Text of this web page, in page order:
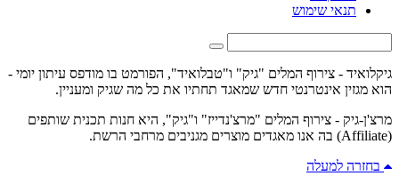
תנאי שימוש
גיקלואיד - צירוף המלים "גיק" ו"טבלואיד", הפורמט בו מודפס עיתון יומי -
הוא מגזין אינטרנטי חדש שמאגד תחתיו את כל מה שגיק ומעניין.
מרצ'ן-גיק - צירוף המלים "מרצ'נדייז" ו"גיק", היא חנות תכנית שותפים
(Affiliate) בה אנו מאגדים מוצרים מגניבים מרחבי הרשת.
בחזרה למעלה